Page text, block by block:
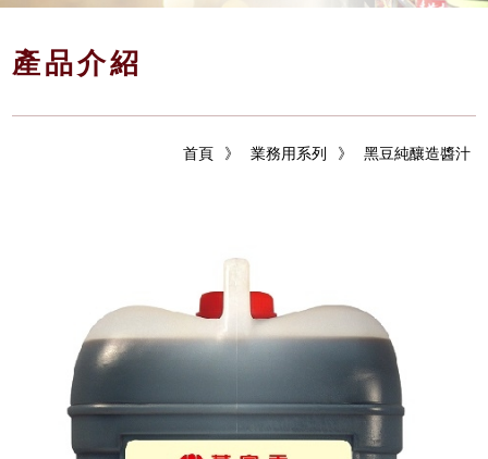
產品介紹
黑豆純釀造醬汁
》
業務用系列
》
首頁